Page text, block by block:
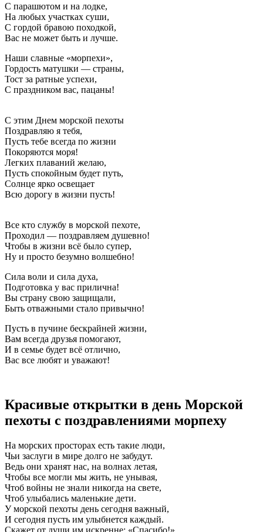
С парашютом и на лодке,
На любых участках суши,
С гордой бравою походкой,
Вас не может быть и лучше.
Наши славные «морпехи»,
Гордость матушки — страны,
Тост за ратные успехи,
С праздником вас, пацаны!
С этим Днем морской пехоты
Поздравляю я тебя,
Пусть тебе всегда по жизни
Покоряются моря!
Легких плаваний желаю,
Пусть спокойным будет путь,
Солнце ярко освещает
Всю дорогу в жизни пусть!
Все кто службу в морской пехоте,
Проходил — поздравляем душевно!
Чтобы в жизни всё было супер,
Ну и просто безумно волшебно!
Сила воли и сила духа,
Подготовка у вас прилична!
Вы страну свою защищали,
Быть отважными стало привычно!
Пусть в пучине бескрайней жизни,
Вам всегда друзья помогают,
И в семье будет всё отлично,
Вас все любят и уважают!
Красивые открытки в день Морской
пехоты с поздравлениями морпеху
На морских просторах есть такие люди,
Чьи заслуги в мире долго не забудут.
Ведь они хранят нас, на волнах летая,
Чтобы все могли мы жить, не унывая,
Чтоб войны не знали никогда на свете,
Чтоб улыбались маленькие дети.
У морской пехоты день сегодня важный,
И сегодня пусть им улыбнется каждый.